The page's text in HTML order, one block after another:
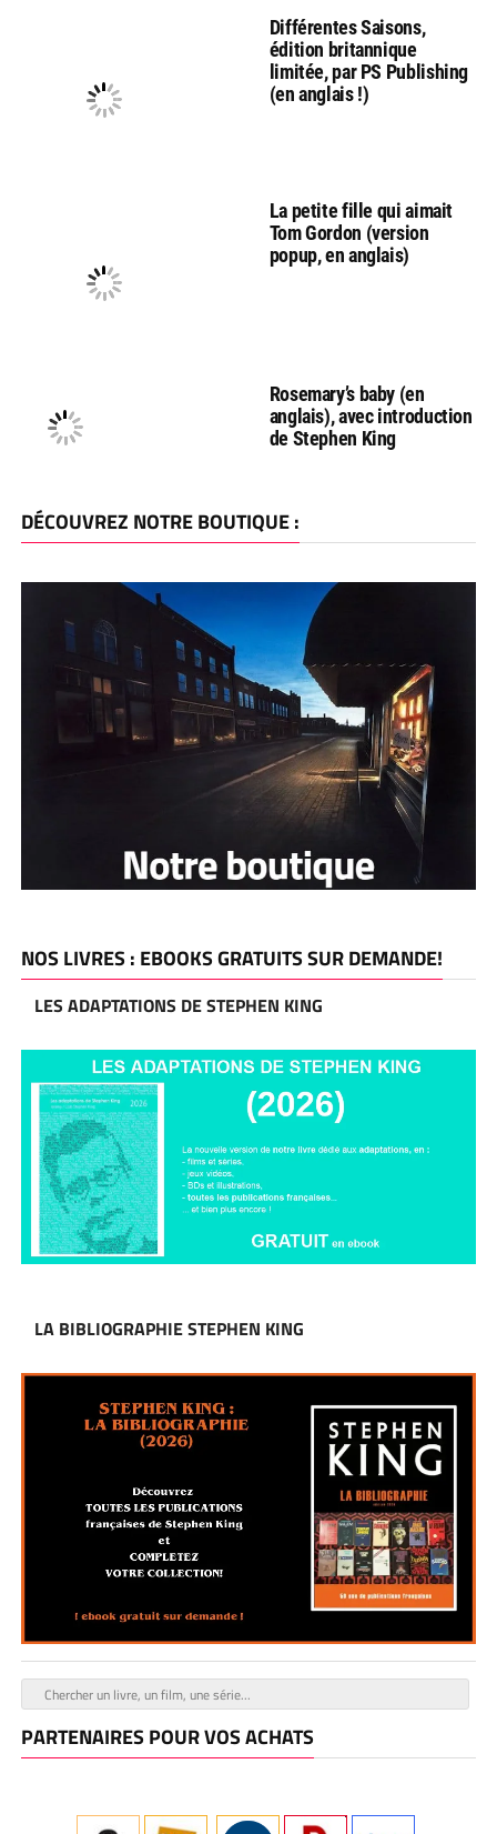
Différentes Saisons,
édition britannique
limitée, par PS Publishing
(en anglais !)
La petite fille qui aimait
Tom Gordon (version
popup, en anglais)
Rosemary’s baby (en
anglais), avec introduction
de Stephen King
DÉCOUVREZ NOTRE BOUTIQUE :
NOS LIVRES : EBOOKS GRATUITS SUR DEMANDE!
LES ADAPTATIONS DE STEPHEN KING
LA BIBLIOGRAPHIE STEPHEN KING
PARTENAIRES POUR VOS ACHATS